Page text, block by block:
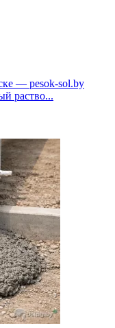
— pesok-sol.by
раство...